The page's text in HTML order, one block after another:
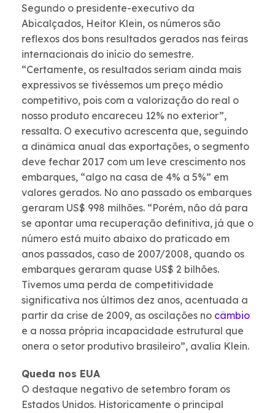
Segundo o presidente-executivo da
Abicalçados, Heitor Klein, os números são
reflexos dos bons resultados gerados nas feiras
internacionais do início do semestre.
“Certamente, os resultados seriam ainda mais
expressivos se tivéssemos um preço médio
competitivo, pois com a valorização do real o
nosso produto encareceu 12% no exterior”,
ressalta. O executivo acrescenta que, seguindo
a dinâmica anual das exportações, o segmento
deve fechar 2017 com um leve crescimento nos
embarques, “algo na casa de 4% a 5%” em
valores gerados. No ano passado os embarques
geraram US$ 998 milhões. “Porém, não dá para
se apontar uma recuperação definitiva, já que o
número está muito abaixo do praticado em
anos passados, caso de 2007/2008, quando os
embarques geraram quase US$ 2 bilhões.
Tivemos uma perda de competitividade
significativa nos últimos dez anos, acentuada a
partir da crise de 2009, as oscilações no câmbio
e a nossa própria incapacidade estrutural que
onera o setor produtivo brasileiro”, avalia Klein.
Queda nos EUA
O destaque negativo de setembro foram os
Estados Unidos. Historicamente o principal